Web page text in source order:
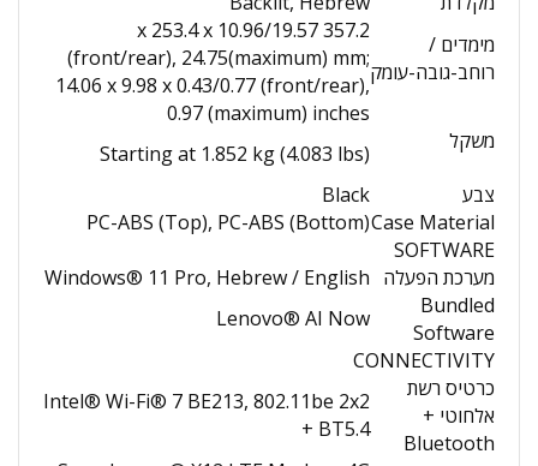
מימדים /
רוחב-גובה-עומק
357.2 x 253.4 x 10.96/19.57
(front/rear), 24.75(maximum) mm;
14.06 x 9.98 x 0.43/0.77 (front/rear),
0.97 (maximum) inches
משקל
Starting at 1.852 kg (4.083 lbs)
צבע
Black
Case Material
PC-ABS (Top), PC-ABS (Bottom)
SOFTWARE
מערכת הפעלה Windows® 11 Pro, Hebrew / English
Bundled
Software
Lenovo® AI Now
CONNECTIVITY
כרטיס רשת
אלחוטי +
Bluetooth
Intel® Wi-Fi® 7 BE213, 802.11be 2x2
+ BT5.4